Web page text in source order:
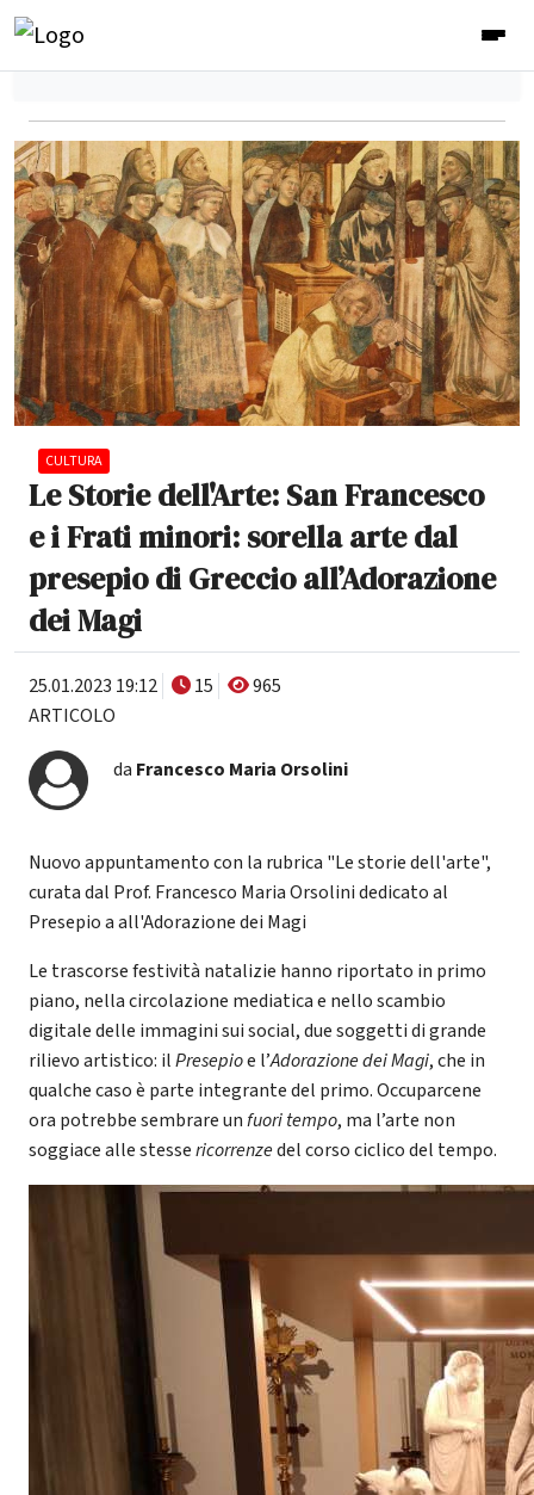
CULTURA
Le Storie dell'Arte: San Francesco
e i Frati minori: sorella arte dal
presepio di Greccio all’Adorazione
dei Magi
25.01.2023 19:12 15
965
ARTICOLO
da Francesco Maria Orsolini
Nuovo appuntamento con la rubrica "Le storie dell'arte",
curata dal Prof. Francesco Maria Orsolini dedicato al
Presepio a all'Adorazione dei Magi
Le trascorse festività natalizie hanno riportato in primo
piano, nella circolazione mediatica e nello scambio
digitale delle immagini sui social, due soggetti di grande
rilievo artistico: ilPresepioe l’Adorazione dei Magi, che in
qualche caso è parte integrante del primo. Occuparcene
ora potrebbe sembrare unfuori tempo, ma l’arte non
soggiace alle stessericorrenzedel corso ciclico del tempo.